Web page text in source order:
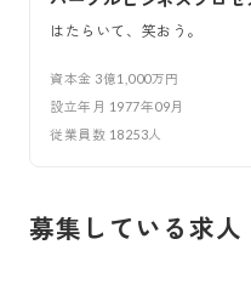
はたらいて、笑おう。
資本金 3億1,000万円
設立年月 1977年09月
従業員数 18253人
募集している求人